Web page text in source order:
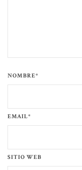
NOMBRE*
EMAIL*
SITIO WEB